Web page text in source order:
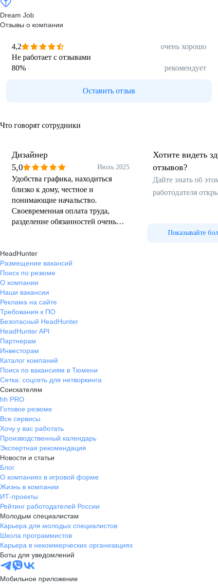
Dream Job
Отзывы о компании
4,2
очень хорошо
Не работает с отзывами
80% рекомендует
Оставить отзыв
Что говорят сотрудники
Дизайнер
5,0
Июль 2025
Удобства графика, находиться
близко к дому, честное и
понимающие начальство.
Своевременная оплата труда,
разделение обязанностей очень
самой. Дружный и веселый
коллектив. Прислушиваются к
каждому работнику,ценят мнения
и идеи.
Хотите видеть
отзывов?
Дайте знать об
работодателя
Показывайте
HeadHunter
Размещение вакансий
Поиск по резюме
О компании
Наши вакансии
Реклама на сайте
Требования к ПО
Безопасный HeadHunter
HeadHunter API
Партнерам
Инвесторам
Каталог компаний
Поиск по вакансиям в Тюмени
Сетка: соцсеть для нетворкинга
Соискателям
hh PRO
Готовое резюме
Все сервисы
Хочу у вас работать
Производственный календарь
Экспертная рекомендация
Новости и статьи
Блог
О компаниях в игровой форме
Жизнь в компании
ИТ-проекты
Рейтинг работодателей России
Молодым специалистам
Карьера для молодых специалистов
Школа программистов
Карьера в некоммерческих организациях
Боты для уведомлений
Мобильное приложение